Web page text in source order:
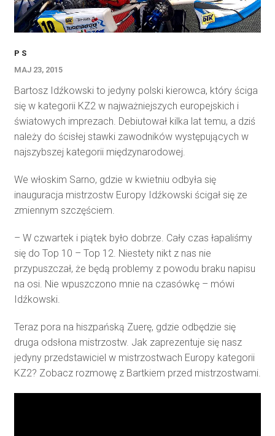
P S
MAJ 23, 2015
Bartosz Idźkowski to jedyny polski kierowca, który ściga
się w kategorii KZ2 w najważniejszych europejskich i
światowych imprezach. Debiutował kilka lat temu, a dziś
należy do ścisłej stawki zawodników występujących w
najszybszej kategorii międzynarodowej.
We włoskim Sarno, gdzie w kwietniu odbyła się
inauguracja mistrzostw Europy Idźkowski ścigał się ze
zmiennym szczęściem.
– W czwartek i piątek było dobrze. Cały czas łapaliśmy
się do Top 10 – Top 12. Niestety nikt z nas nie
przypuszczał, że będą problemy z powodu braku napisu
na osi. Nie wpuszczono mnie na czasówkę – mówi
Idźkowski.
Teraz pora na hiszpańską Zuerę, gdzie odbędzie się
druga odsłona mistrzostw. Jak zaprezentuje się nasz
jedyny przedstawiciel w mistrzostwach Europy kategorii
KZ2? Zobacz rozmowę z Bartkiem przed mistrzostwami.